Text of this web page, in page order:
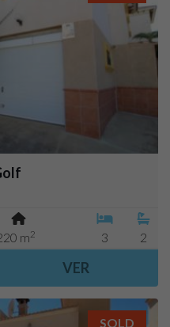
m2 3 2
VER
SOLD